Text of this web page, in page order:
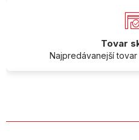
Tovar
Najpredávanejší